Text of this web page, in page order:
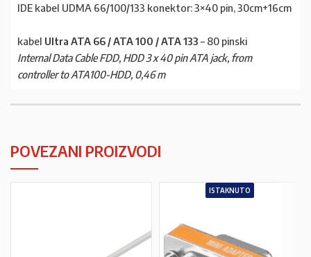
IDE kabel UDMA 66/100/133 konektor: 3×40 pin, 30cm+16cm
kabel Ultra ATA 66 / ATA 100 / ATA 133 – 80 pinski
Internal Data Cable FDD, HDD 3 x 40 pin ATA jack, from
controller to ATA100-HDD, 0,46 m
POVEZANI PROIZVODI
ISTAKNUTO